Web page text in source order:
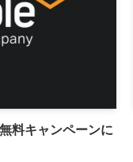
料キャンペーンに